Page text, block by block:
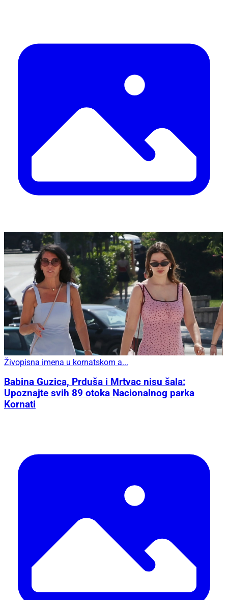
Živopisna imena u kornatskom a...
Babina Guzica, Prduša i Mrtvac nisu šala:
Upoznajte svih 89 otoka Nacionalnog parka
Kornati